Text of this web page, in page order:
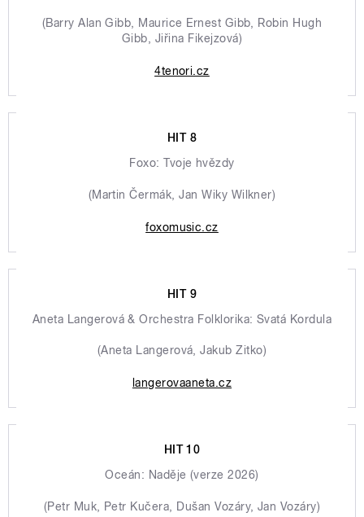
(Barry Alan Gibb, Maurice Ernest Gibb, Robin Hugh
Gibb, Jiřina Fikejzová)
4tenori.cz
HIT 8
Foxo: Tvoje hvězdy
(Martin Čermák, Jan Wiky Wilkner)
foxomusic.cz
HIT 9
Aneta Langerová & Orchestra Folklorika: Svatá Kordula
(Aneta Langerová, Jakub Zitko)
langerovaaneta.cz
HIT 10
Oceán: Naděje (verze 2026)
(Petr Muk, Petr Kučera, Dušan Vozáry, Jan Vozáry)